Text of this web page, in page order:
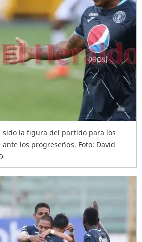
la figura del partido para los
los progreseños. Foto: David